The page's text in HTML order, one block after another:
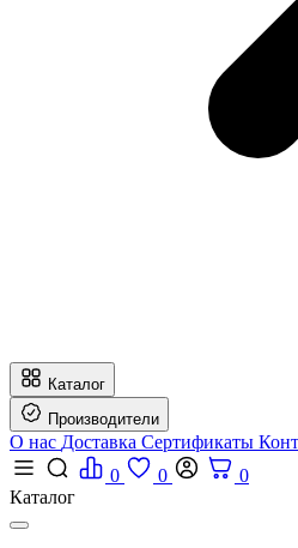
Каталог
Производители
О нас Доставка Сертификаты
0
0
0
Каталог